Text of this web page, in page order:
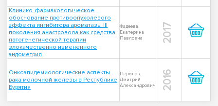
Клинико-фармакологическое
обоснование противоопухолевого
эффекта ингибитора ароматазы III
поколения анастрозола как средства
патогенетической терапии
злокачественно измененного
эндометрия
Фадеева,
Екатерина
Павловна
2017
Онкоэпидемиологические аспекты
рака молочной железы в Республике
Бурятия
Перинов,
Дмитрий
Александрович
2016